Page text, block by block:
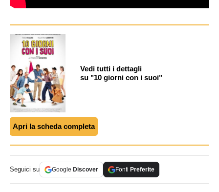
Vedi tutti i dettagli
su "10 giorni con i suoi"
Apri la scheda completa
Seguici su Google Discover Fonti Preferite